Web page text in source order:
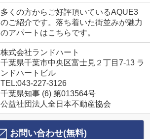
多くの方からご好評頂いているAQUE3
のご紹介です。落ち着いた街並みが魅力
のアパートはこちらです。
株式会社ランドハート
千葉県千葉市中央区富士見２丁目7-13 ラ
ンドハートビル
TEL:043-227-3126
千葉県知事 (6) 第013564号
公益社団法人全日本不動産協会
お問い合わせ(無料)